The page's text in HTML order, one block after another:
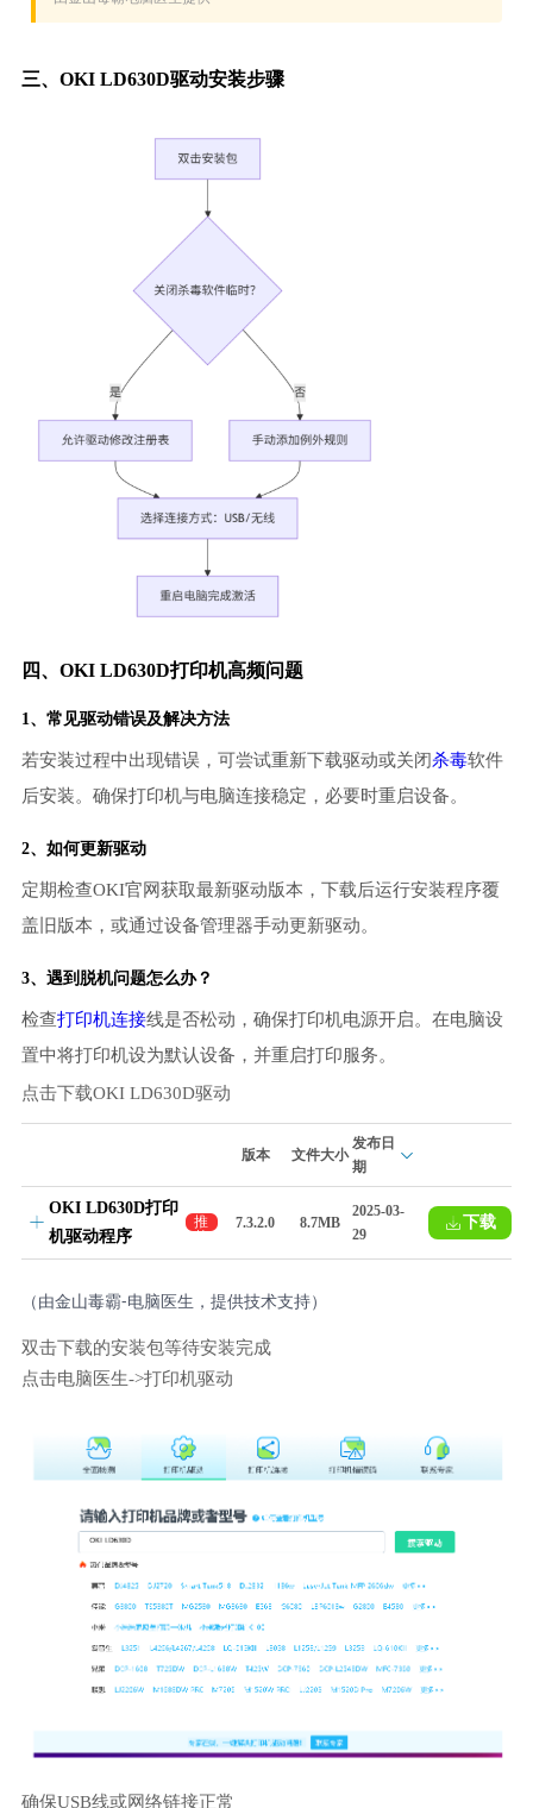
三、OKI LD630D驱动安装步骤
四、OKI LD630D打印机高频问题
1、常见驱动错误及解决方法
若安装过程中出现错误，可尝试重新下载驱动或关闭杀毒软件
后安装。确保打印机与电脑连接稳定，必要时重启设备。
2、如何更新驱动
定期检查OKI官网获取最新驱动版本，下载后运行安装程序覆
盖旧版本，或通过设备管理器手动更新驱动。
3、遇到脱机问题怎么办？
检查打印机连接线是否松动，确保打印机电源开启。在电脑设
置中将打印机设为默认设备，并重启打印服务。
点击下载OKI LD630D驱动
版本 文件大小
发布日
期
OKI LD630D打印
机驱动程序
推
7.3.2.0 8.7MB
2025-03-
29
下载
（由金山毒霸-电脑医生，提供技术支持）
双击下载的安装包等待安装完成
点击电脑医生->打印机驱动
确保USB线或网络链接正常